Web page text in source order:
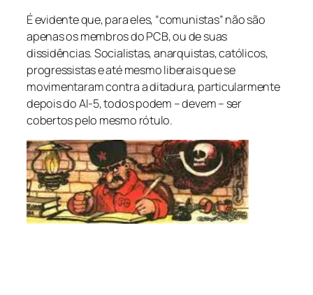
É evidente que, para eles, “comunistas” não são
apenas os membros do PCB, ou de suas
dissidências. Socialistas, anarquistas, católicos,
progressistas e até mesmo liberais que se
movimentaram contra a ditadura, particularmente
depois do AI-5, todos podem – devem – ser
cobertos pelo mesmo rótulo.